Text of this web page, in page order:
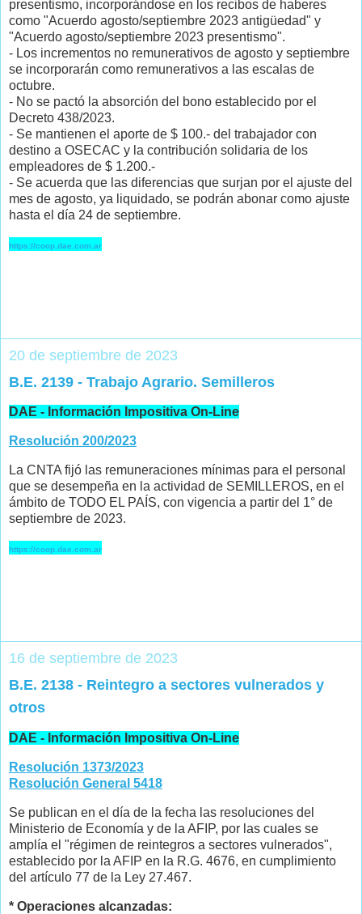
presentismo, incorporándose en los recibos de haberes
como "Acuerdo agosto/septiembre 2023 antigüedad" y
"Acuerdo agosto/septiembre 2023 presentismo".
- Los incrementos no remunerativos de agosto y septiembre
se incorporarán como remunerativos a las escalas de
octubre.
- No se pactó la absorción del bono establecido por el
Decreto 438/2023.
- Se mantienen el aporte de $ 100.- del trabajador con
destino a OSECAC y la contribución solidaria de los
empleadores de $ 1.200.-
- Se acuerda que las diferencias que surjan por el ajuste del
mes de agosto, ya liquidado, se podrán abonar como ajuste
hasta el día 24 de septiembre.
https://coop.dae.com.ar
20 de septiembre de 2023
B.E. 2139 - Trabajo Agrario. Semilleros
DAE - Información Impositiva On-Line
Resolución 200/2023
La CNTA fijó las remuneraciones mínimas para el personal
que se desempeña en la actividad de SEMILLEROS, en el
ámbito de TODO EL PAÍS, con vigencia a partir del 1° de
septiembre de 2023.
https://coop.dae.com.ar
16 de septiembre de 2023
B.E. 2138 - Reintegro a sectores vulnerados y
otros
DAE - Información Impositiva On-Line
Resolución 1373/2023
Resolución General 5418
Se publican en el día de la fecha las resoluciones del
Ministerio de Economía y de la AFIP, por las cuales se
amplía el "régimen de reintegros a sectores vulnerados",
establecido por la AFIP en la R.G. 4676, en cumplimiento
del artículo 77 de la Ley 27.467.
* Operaciones alcanzadas: